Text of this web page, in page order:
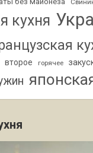
кухня
второе горячее